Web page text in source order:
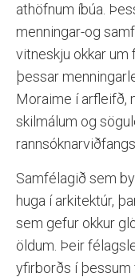
athöfnum íbúa.
menningar-og
vitneskju okkar um
þessar
Moraime í arfleifð,
skilmálum og
Samfélagið sem
huga í arkitektúr,
sem gefur okkur
öldum. Þeir
yfirborðs í þessum